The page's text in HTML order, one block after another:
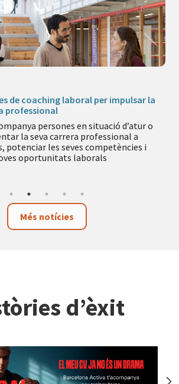
de coaching laboral per impulsar la
professional
persones en situació d’atur o
la seva carrera professional a
potenciar les seves competències i
oportunitats laborals
Més notícies
d’èxit